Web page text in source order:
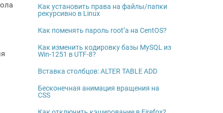
Как установить права на файлы/папки
рекурсивно в Linux
Как поменять пароль root’а на CentOS?
Как изменить кодировку базы MySQL из
Win-1251 в UTF-8?
Вставка столбцов: ALTER TABLE ADD
Бесконечная анимация вращения на
CSS